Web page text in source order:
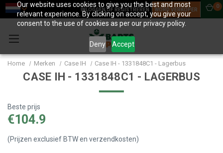
Our website uses cookies to give you the best and most
relevant experience. By clicking on accept, you give your
consent to the use of cookies as per our privacy policy.
Deny Accept
INLOGGEN OF REGISTREREN WORD VERKOPER
0
Home Merken Case IH Case IH - 1331848C1 - Lagerbus
CASE IH - 1331848C1 - LAGERBUS
Beste prijs
€104.9
(Prijzen exclusief BTW en verzendkosten)